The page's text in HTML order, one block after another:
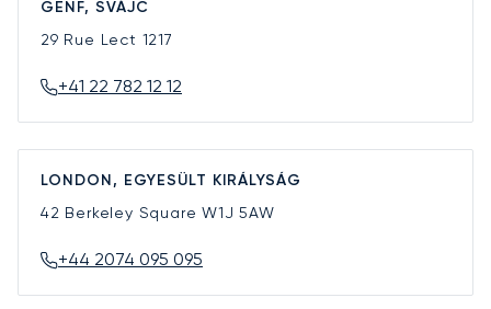
GENF, SVÁJC
29 Rue Lect 1217
+41 22 782 12 12
LONDON, EGYESÜLT KIRÁLYSÁG
42 Berkeley SquareW1J 5AW
+44 2074 095 095